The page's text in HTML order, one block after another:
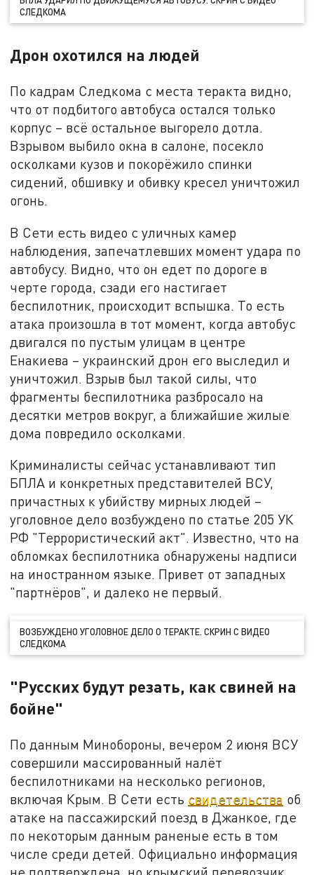
СЛЕДКОМА
Дрон охотился на людей
По кадрам Следкома с места теракта видно,
что от подбитого автобуса остался только
корпус – всё остальное выгорело дотла.
Взрывом выбило окна в салоне, посекло
осколками кузов и покорёжило спинки
сидений, обшивку и обивку кресел уничтожил
огонь.
В Сети есть видео с уличных камер
наблюдения, запечатлевших момент удара по
автобусу. Видно, что он едет по дороге в
черте города, сзади его настигает
беспилотник, происходит вспышка. То есть
атака произошла в тот момент, когда автобус
двигался по пустым улицам в центре
Енакиева – украинский дрон его выследил и
уничтожил. Взрыв был такой силы, что
фрагменты беспилотника разбросало на
десятки метров вокруг, а ближайшие жилые
дома повредило осколками.
Криминалисты сейчас устанавливают тип
БПЛА и конкретных представителей ВСУ,
причастных к убийству мирных людей –
уголовное дело возбуждено по статье 205 УК
РФ "Террористический акт". Известно, что на
обломках беспилотника обнаружены надписи
на иностранном языке. Привет от западных
"партнёров", и далеко не первый.
ВОЗБУЖДЕНО УГОЛОВНОЕ ДЕЛО О ТЕРАКТЕ. СКРИН С ВИДЕО
СЛЕДКОМА
"Русских будут резать, как свиней на
бойне"
По данным Минобороны, вечером 2 июня ВСУ
совершили массированный налёт
беспилотниками на несколько регионов,
включая Крым. В Сети есть свидетельства об
атаке на пассажирский поезд в Джанкое, где
по некоторым данным раненые есть в том
числе среди детей. Официально информация